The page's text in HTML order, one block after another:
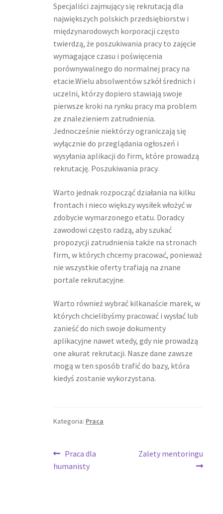
Specjaliści zajmujący się rekrutacją dla
największych polskich przedsiębiorstw i
międzynarodowych korporacji często
twierdzą, że poszukiwania pracy to zajęcie
wymagające czasu i poświęcenia
porównywalnego do normalnej pracy na
etacie.Wielu absolwentów szkół średnich i
uczelni, którzy dopiero stawiają swoje
pierwsze kroki na rynku pracy ma problem
ze znalezieniem zatrudnienia.
Jednocześnie niektórzy ograniczają się
wyłącznie do przeglądania ogłoszeń i
wysyłania aplikacji do firm, które prowadzą
rekrutację. Poszukiwania pracy.
Warto jednak rozpocząć działania na kilku
frontach i nieco większy wysiłek włożyć w
zdobycie wymarzonego etatu. Doradcy
zawodowi często radzą, aby szukać
propozycji zatrudnienia także na stronach
firm, w których chcemy pracować, ponieważ
nie wszystkie oferty trafiają na znane
portale rekrutacyjne.
Warto również wybrać kilkanaście marek, w
których chcielibyśmy pracować i wysłać lub
zanieść do nich swoje dokumenty
aplikacyjne nawet wtedy, gdy nie prowadzą
one akurat rekrutacji. Nasze dane zawsze
mogą w ten sposób trafić do bazy, która
kiedyś zostanie wykorzystana.
Kategoria: Praca
Nawigacja
wpisu
Poprzedni
wpis:
Praca dla
humanisty
Następny
Zalety mentoringu